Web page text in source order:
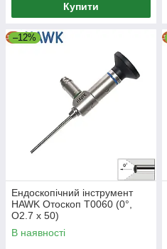
Купити
–12%
Ендоскопічний інструмент
HAWK Отоскоп T0060 (0°,
O2.7 x 50)
В наявності